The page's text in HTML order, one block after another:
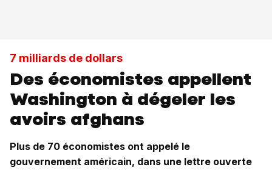
7 milliards de dollars
Des économistes appellent
Washington à dégeler les
avoirs afghans
Plus de 70 économistes ont appelé le
gouvernement américain, dans une lettre ouverte